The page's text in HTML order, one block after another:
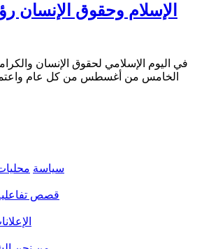
الإسلام وحقوق الإنسان
في اليوم الإسلامي لحقوق الإنسان
الخامس من أغسطس من كل عام
سياسة
قصص